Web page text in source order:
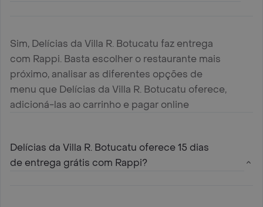
Sim, Delícias da Villa R. Botucatu faz entrega
com Rappi. Basta escolher o restaurante mais
próximo, analisar as diferentes opções de
menu que Delícias da Villa R. Botucatu oferece,
adicioná-las ao carrinho e pagar online
Delícias da Villa R. Botucatu oferece 15 dias
de entrega grátis com Rappi?